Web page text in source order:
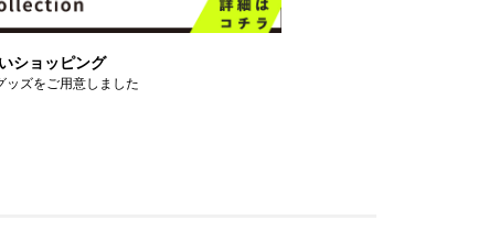
ショッピング
ッズをご用意しました